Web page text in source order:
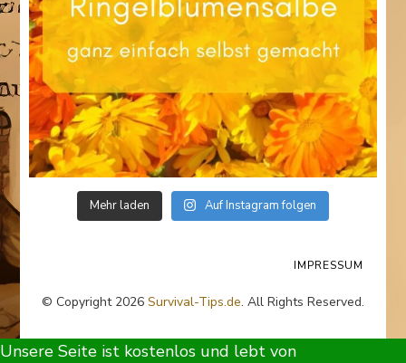
Mehr laden Auf Instagram folgen
© Copyright 2026 Survival-Tips.de. All Rights Reserved.
IMPRESSUM
Unsere Seite ist kostenlos und lebt von